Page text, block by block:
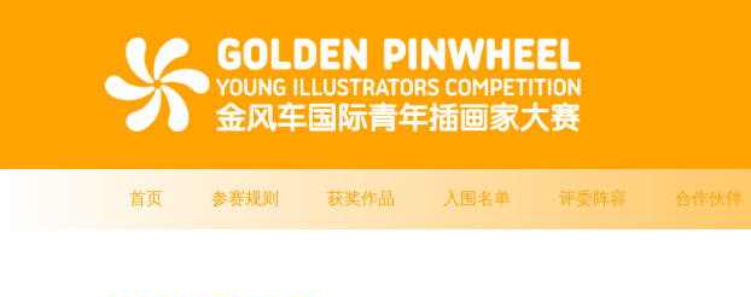
首页 参赛规则 获奖作品 入围名单 评委阵容 合作伙伴